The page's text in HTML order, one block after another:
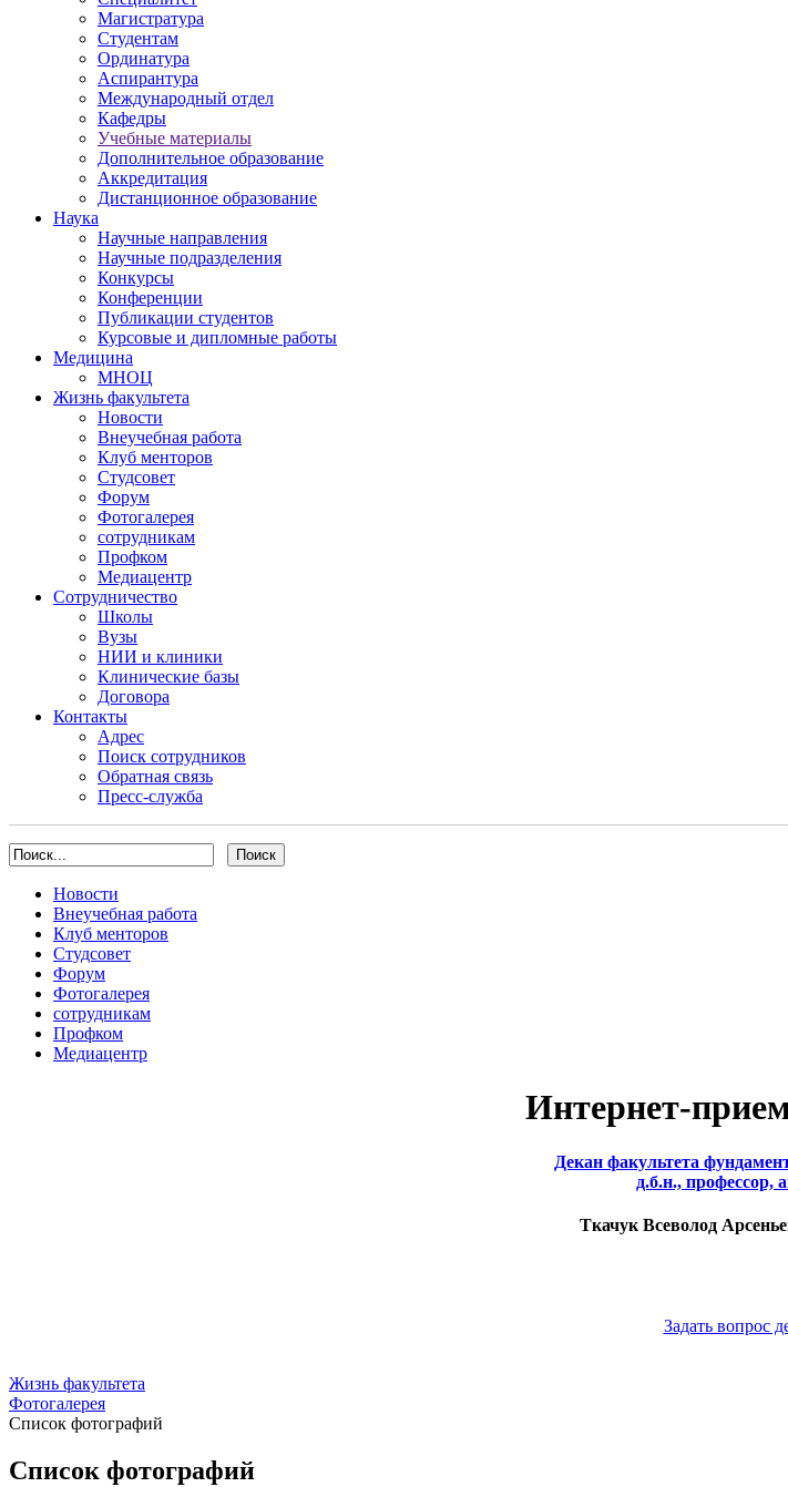
Магистратура
Студентам
Ординатура
Аспирантура
Международный отдел
Кафедры
Учебные материалы
Дополнительное образование
Аккредитация
Дистанционное образование
Наука
Научные направления
Научные подразделения
Конкурсы
Конференции
Публикации студентов
Курсовые и дипломные работы
Медицина
МНОЦ
Жизнь факультета
Новости
Внеучебная работа
Клуб менторов
Студсовет
Форум
Фотогалерея
сотрудникам
Профком
Медиацентр
Сотрудничество
Школы
Вузы
НИИ и клиники
Клинические базы
Договора
Контакты
Адрес
Поиск сотрудников
Обратная связь
Пресс-служба
Новости
Внеучебная работа
Клуб менторов
Студсовет
Форум
Фотогалерея
сотрудникам
Профком
Медиацентр
Интернет-
Декан факультета
д.б.н., профессор,
Ткачук Всеволод
Задать вопрос
Жизнь факультета
Фотогалерея
Список фотографий
Список фотографий